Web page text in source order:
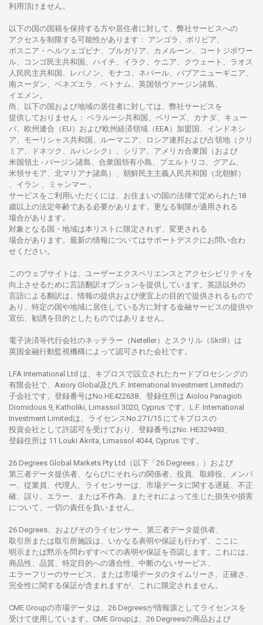
利用頂けません 。
以下の国の国籍を保持する方や居住者に対して、 弊社サービスへの
アクセスを制限する可能性があります ： アンゴラ、ボリビア、
ボスニア ・ ヘルツェゴビナ、ブルガリア、カメルーン、コートジボワー
ル、
コンゴ民主共和国、ハイチ、イラク、ケニア、クウェート、 ラオス
人民民主共和国、レバノン、モナコ、ネパール、パプアニューギニア、
南スーダン、ベネズエラ、ベトナム、 英国領ヴァージン諸島、
イエメン。
尚、 以下の国および地域の居住者に対しては、 弊社サービスを
提供しておりません ： ベラルーシ共和国、ベリーズ、カナダ、キュー
バ、 欧州連合 （EU） および欧州経済領域 （EEA）加盟国、インドネシ
ア、 モーリシャス共和国、ルーマニア、 ロシア連邦および占領地 （クリ
ミア、ドネツク、ルハンシク）、シリア、 アメリカ合衆国 （および
米国領土 - バージン諸島、合衆国領有小島、プエルトリコ、グアム、
米領サモア、 北マリアナ諸島）、 朝鮮民主主義人民共和国 （北朝鮮）
、イラン 、ミャンマー 。
サービスを ご利用いただくには、お住まいの国の法律で定められた 18
歳以上の法定年齢である必要があります。 更なる制限が適用さ れる
場合があります。
対象となる国 ・ 地域は本 リストに限定さ れず、 変更さ れる
場合があります。 最新の情報についてはサポートデスクに お問い合わ
せくださ い。
このウェブサイトは、 ユーザーエクスペリエンスと アクセシビリティを
向上さ せるために言語翻訳オプションを提供しています。 英語以外の
言語に よる翻訳は、 情報の提供および便宜上の目的で提供さ れるもので
あり、 特定の国や地域に 居住している方に対する金融サービスの提供や
宣伝、 勧誘を 目的としたものではありません。
電子決済等代行会社のネッテラー （Neteller）と スクリル （Skrill）は
英国金融行動監視機構に よって認可さ れた会社です。
LFA International Ltd は、 キプロスで設立さ れた カードプロセシングの
有限会社で、Axiory Global及びL.F. International Investment Limitedの
子会社です。 登録番号はNo.HE422638、 登録住所は Aiolou Panagioti
Diomidous 9, Katholiki, Limassol 3020, Cyprus です。L.F. International
Investment Limitedは、 ライセンスNo.271/15 にてキプロスの
投資会社として許認可を受けており、 登録番号はNo. HE329493、
登録住所は 11 Louki Akrita, Limassol 4044, Cyprus です。
26 Degrees Global Markets Pty Ltd（以下「26 Degrees」） および
第三者データ提供者、ならびにそれらの関係者、役員、取締役、メンバ
ー、従業員、代理人、ライセンサーは、 市場データに関する遅延、不正
確、誤り、エラー、
または不作為、 またそれに よって生じた損失や損害
について、 一切の責任を負いません。
26 Degrees、 およびそのライセンサー、 第三者データ提供者、
取引所または取引所施設は、いかなる表明や保証も行わず、
ここに
明示または黙示を問わずすべての表明や保証を否認し ます。
これには、
商品性、品質、 特定目的への適合性、 中断のないサービス、
エラーフリーのサービス、 または市場データのタイムリーさ、正確さ、
完全性に関する保証が含まれますが、これに限定さ れません。
CME Groupの市場データは、26 Degreesが情報源としてライセンスを
受けて使用しています。 CME Groupは、26 Degreesの商品および